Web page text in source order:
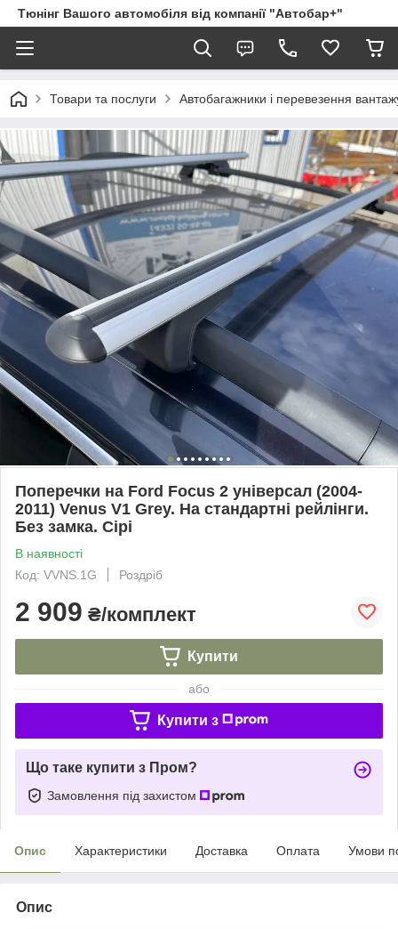
Тюнінг Вашого автомобіля від компанії "Автобар+"
Товари та послуги Автобагажники і перевезення
Поперечки на Ford Focus 2 універсал (2004-
2011) Venus V1 Grey. На стандартні рейлінги.
Без замка. Сірі
В наявності
Код: VVNS.1G
Роздріб
2 909 ₴/комплект
Купити
або
Купити з
Що таке купити з Пром?
Замовлення під захистом
Опис Характеристики Доставка Оплата Умови
Опис